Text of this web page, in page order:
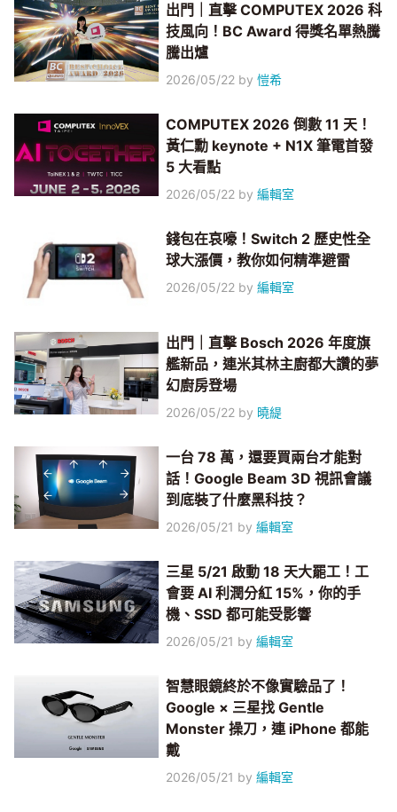
出門｜直擊 COMPUTEX 2026 科
技風向！BC Award 得獎名單熱騰
騰出爐
2026/05/22 by愷希
COMPUTEX 2026 倒數 11 天！
黃仁勳 keynote + N1X 筆電首發
5 大看點
2026/05/22 by編輯室
錢包在哀嚎！Switch 2 歷史性全
球大漲價，教你如何精準避雷
2026/05/22 by編輯室
出門｜直擊 Bosch 2026 年度旗
艦新品，連米其林主廚都大讚的夢
幻廚房登場
2026/05/22 by 曉緹
一台 78 萬，還要買兩台才能對
話！Google Beam 3D 視訊會議
到底裝了什麼黑科技？
2026/05/21 by編輯室
三星 5/21 啟動 18 天大罷工！工
會要 AI 利潤分紅 15%，你的手
機、SSD 都可能受影響
2026/05/21 by編輯室
智慧眼鏡終於不像實驗品了！
Google × 三星找 Gentle
Monster 操刀，連 iPhone 都能
戴
2026/05/21 by編輯室